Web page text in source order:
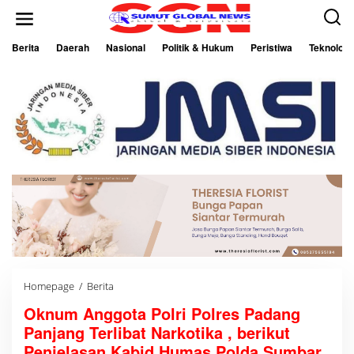
Berita Daerah Nasional Politik & Hukum Peristiwa Teknologi
Homepage / Berita
n
u
m
A
Oknum Anggota Polri Polres Padang
Panjang Terlibat Narkotika , berikut